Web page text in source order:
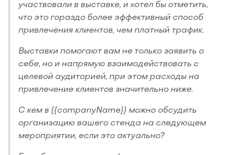
участвовали в выставке, и хотел бы отметить,
что это гораздо более эффективный способ
привлечения клиентов, чем платный трафик.
Выставки помогают вам не только заявить о
себе, но и напрямую взаимодействовать с
целевой аудиторией, при этом расходы на
привлечение клиентов значительно ниже.
С кем в {{companyName}} можно обсудить
организацию вашего стенда на следующем
мероприятии, если это актуально?